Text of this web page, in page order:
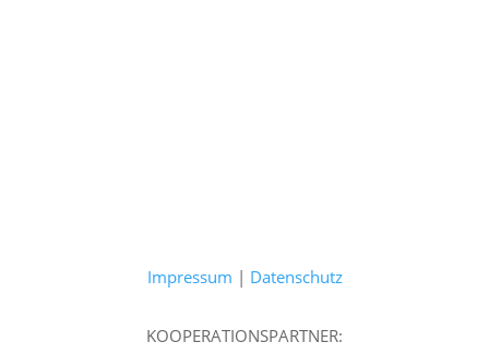
Impressum | Datenschutz
KOOPERATIONSPARTNER: